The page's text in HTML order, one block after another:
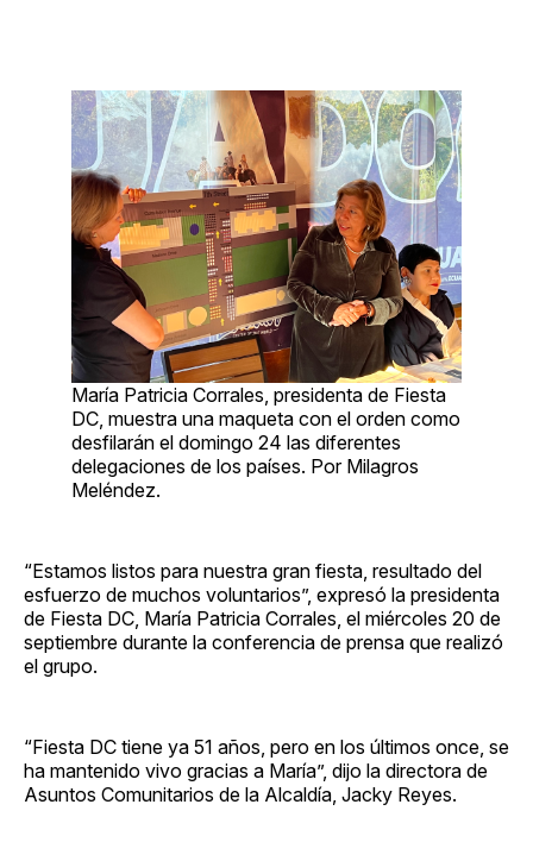
María Patricia Corrales, presidenta de Fiesta
DC, muestra una maqueta con el orden como
desfilarán el domingo 24 las diferentes
delegaciones de los países. Por Milagros
Meléndez.
“Estamos listos para nuestra gran fiesta, resultado del
esfuerzo de muchos voluntarios”, expresó la presidenta
de Fiesta DC, María Patricia Corrales, el miércoles 20 de
septiembre durante la conferencia de prensa que realizó
el grupo.
“Fiesta DC tiene ya 51 años, pero en los últimos once, se
ha mantenido vivo gracias a María”, dijo la directora de
Asuntos Comunitarios de la Alcaldía, Jacky Reyes.